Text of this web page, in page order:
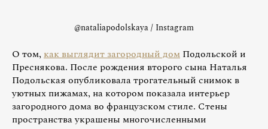
@nataliapodolskaya / Instagram
О том,как выглядит загородный дом Подольской и
Преснякова. После рождения второго сына Наталья
Подольская опубликовала трогательный снимок в
уютных пижамах, на котором показала интерьер
загородного дома во французском стиле. Стены
пространства украшены многочисленными